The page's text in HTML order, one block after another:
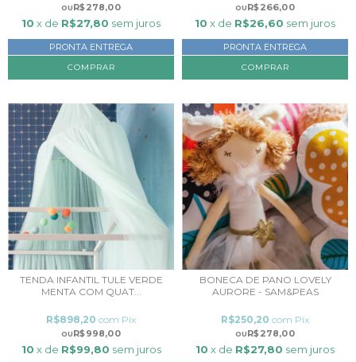
R$278,00
10 x de R$27,80 sem juros
PRONTA ENTREGA
R$266,00
10 x de R$26,60 sem juros
PRONTA ENTREGA
TENDA INFANTIL TULE VERDE
MENTA COM QUAT...
R$998,00
R$898,20 com Pix
10 x de R$99,80 sem juros
BONECA DE PANO LOVELY
AURORE - SAM&PEAS
R$278,00
R$250,20 com Pix
10 x de R$27,80 sem juros